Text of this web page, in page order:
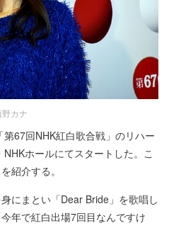
野カナ
67回NHK紅白歌合戦」のリハー
ホールにてスタートした。こ
紹介する。
にまとい「Dear Bride」を歌唱し
年で紅白出場7回目なんですけ